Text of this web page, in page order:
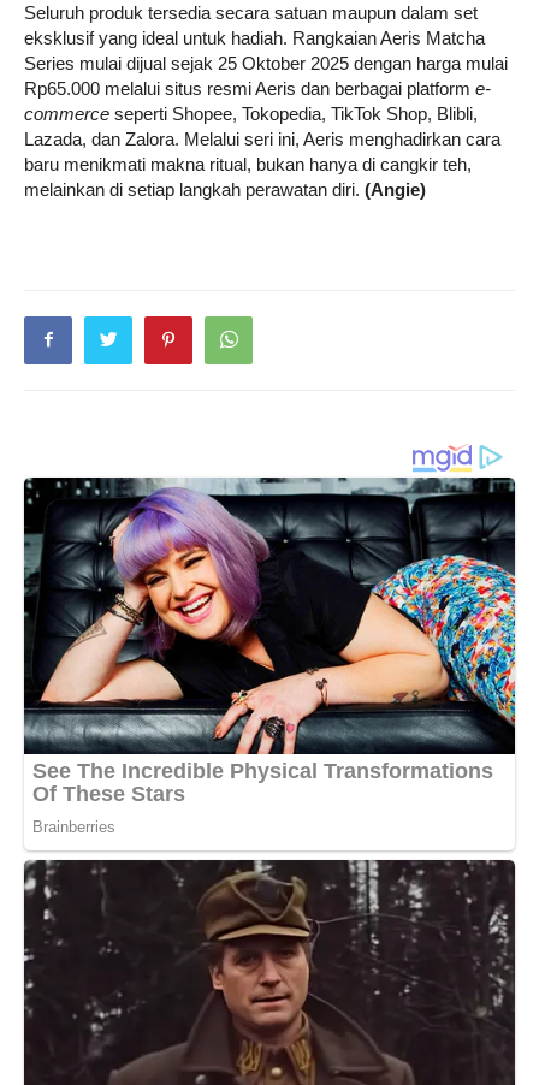
Seluruh produk tersedia secara satuan maupun dalam set
eksklusif yang ideal untuk hadiah. Rangkaian Aeris Matcha
Series mulai dijual sejak 25 Oktober 2025 dengan harga mulai
Rp65.000 melalui situs resmi Aeris dan berbagai platform e-
commerce seperti Shopee, Tokopedia, TikTok Shop, Blibli,
Lazada, dan Zalora. Melalui seri ini, Aeris menghadirkan cara
baru menikmati makna ritual, bukan hanya di cangkir teh,
melainkan di setiap langkah perawatan diri. (Angie)